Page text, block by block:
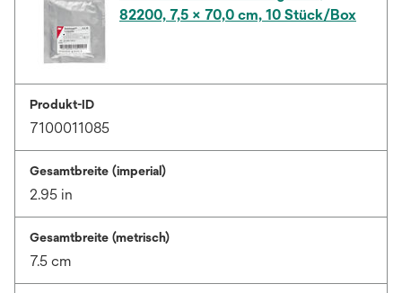
82200, 7,5 × 70,0 cm, 10 Stück/Box
Produkt-ID
7100011085
Gesamtbreite (imperial)
2.95 in
Gesamtbreite (metrisch)
7.5 cm